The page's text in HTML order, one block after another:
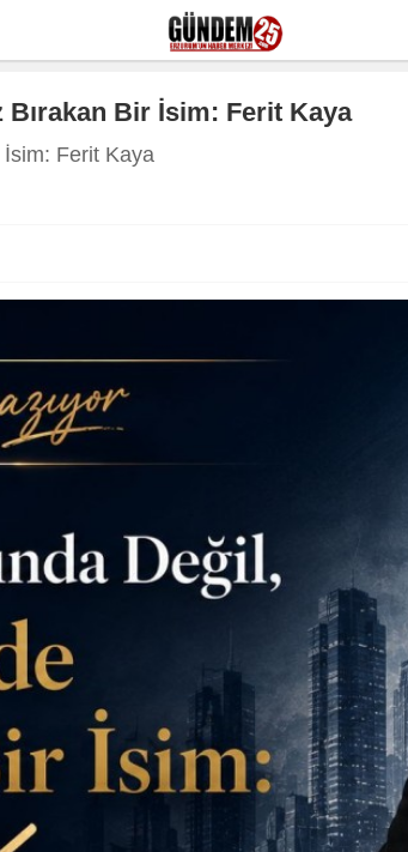
Bırakan Bir İsim: Ferit Kaya
İsim: Ferit Kaya